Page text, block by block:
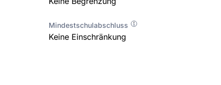
Mindestschulabschluss
Keine Einschränkung